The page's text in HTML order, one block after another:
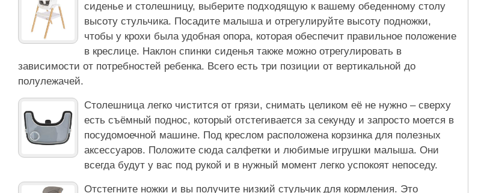
сиденье и столешницу, выберите подходящую к вашему обеденному столу
высоту стульчика. Посадите малыша и отрегулируйте высоту подножки,
чтобы у крохи была удобная опора, которая обеспечит правильное положение
в креслице. Наклон спинки сиденья также можно отрегулировать в
зависимости от потребностей ребенка. Всего есть три позиции от вертикальной до
полулежачей.
Столешница легко чистится от грязи, снимать целиком её не нужно – сверху
есть съёмный поднос, который отстегивается за секунду и запросто моется в
посудомоечной машине. Под креслом расположена корзинка для полезных
аксессуаров. Положите сюда салфетки и любимые игрушки малыша. Они
всегда будут у вас под рукой и в нужный момент легко успокоят непоседу.
Отстегните ножки и вы получите низкий стульчик для кормления. Это